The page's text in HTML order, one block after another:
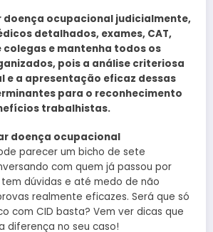
doença ocupacional judicialmente,
detalhados, exames, CAT,
colegas e mantenha todos os
pois a análise criteriosa
e a apresentação eficaz dessas
para o reconhecimento
trabalhistas.
doença ocupacional
parecer um bicho de sete
com quem já passou por
dúvidas e até medo de não
realmente eficazes. Será que só
com CID basta? Vem ver dicas que
diferença no seu caso!